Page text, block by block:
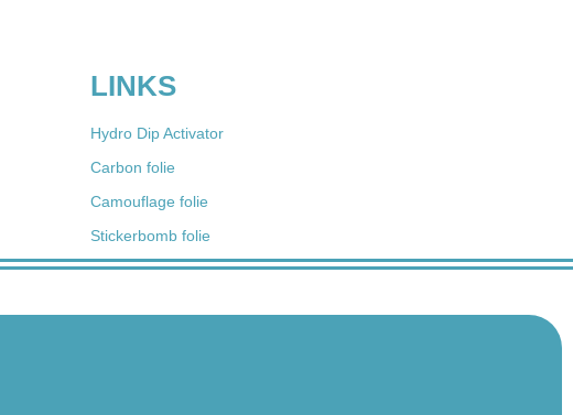
LINKS
Hydro Dip Activator
Carbon folie
Camouflage folie
Stickerbomb folie